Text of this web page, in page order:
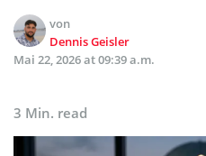
von
Dennis Geisler
Mai 22, 2026 at 09:39 a.m.
3 Min. read